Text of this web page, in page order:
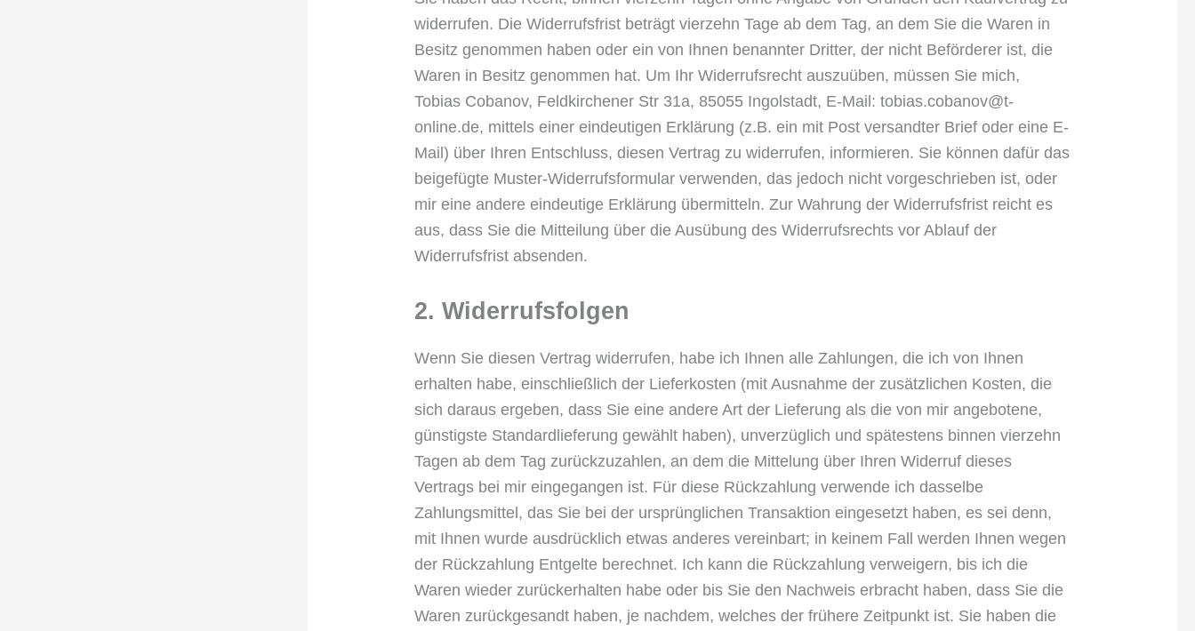
widerrufen. Die Widerrufsfrist beträgt vierzehn Tage ab dem Tag, an dem Sie die Waren in
Besitz genommen haben oder ein von Ihnen benannter Dritter, der nicht Beförderer ist, die
Waren in Besitz genommen hat. Um Ihr Widerrufsrecht auszuüben, müssen Sie mich,
Tobias Cobanov, Feldkirchener Str 31a, 85055 Ingolstadt, E-Mail: tobias.cobanov@t-
online.de, mittels einer eindeutigen Erklärung (z.B. ein mit Post versandter Brief oder eine E-
Mail) über Ihren Entschluss, diesen Vertrag zu widerrufen, informieren. Sie können dafür das
beigefügte Muster-Widerrufsformular verwenden, das jedoch nicht vorgeschrieben ist, oder
mir eine andere eindeutige Erklärung übermitteln. Zur Wahrung der Widerrufsfrist reicht es
aus, dass Sie die Mitteilung über die Ausübung des Widerrufsrechts vor Ablauf der
Widerrufsfrist absenden.
2. Widerrufsfolgen
Wenn Sie diesen Vertrag widerrufen, habe ich Ihnen alle Zahlungen, die ich von Ihnen
erhalten habe, einschließlich der Lieferkosten (mit Ausnahme der zusätzlichen Kosten, die
sich daraus ergeben, dass Sie eine andere Art der Lieferung als die von mir angebotene,
günstigste Standardlieferung gewählt haben), unverzüglich und spätestens binnen vierzehn
Tagen ab dem Tag zurückzuzahlen, an dem die Mittelung über Ihren Widerruf dieses
Vertrags bei mir eingegangen ist. Für diese Rückzahlung verwende ich dasselbe
Zahlungsmittel, das Sie bei der ursprünglichen Transaktion eingesetzt haben, es sei denn,
mit Ihnen wurde ausdrücklich etwas anderes vereinbart; in keinem Fall werden Ihnen wegen
der Rückzahlung Entgelte berechnet. Ich kann die Rückzahlung verweigern, bis ich die
Waren wieder zurückerhalten habe oder bis Sie den Nachweis erbracht haben, dass Sie die
Waren zurückgesandt haben, je nachdem, welches der frühere Zeitpunkt ist. Sie haben die